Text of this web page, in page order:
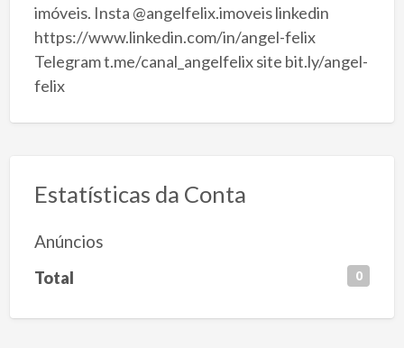
imóveis. Insta @angelfelix.imoveis linkedin
https://www.linkedin.com/in/angel-felix
Telegram t.me/canal_angelfelix site bit.ly/angel-
felix
Estatísticas da Conta
Anúncios
Total 0